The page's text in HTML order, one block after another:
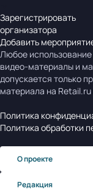
Зарегистрировать
организатора
Добавить
Любое
видео-материалы и
допускается только
материала на
Политика
Политика обработки
О проекте
Редакция